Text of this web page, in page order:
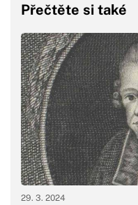
Přečtěte si také
29. 3. 2024